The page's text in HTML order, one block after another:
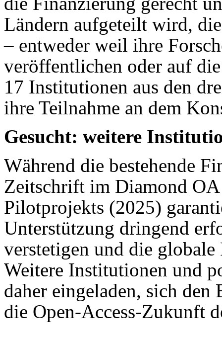
Ländern aufgeteilt wird,
– entweder weil ihre
veröffentlichen oder auf
17 Institutionen aus den
ihre Teilnahme an dem
Gesucht: weitere
Während die bestehende
Zeitschrift im Diamond OA
Pilotprojekts (2025)
Unterstützung dringend
verstetigen und die
Weitere Institutionen und
daher eingeladen, sich den
die Open-Access-Zukunft